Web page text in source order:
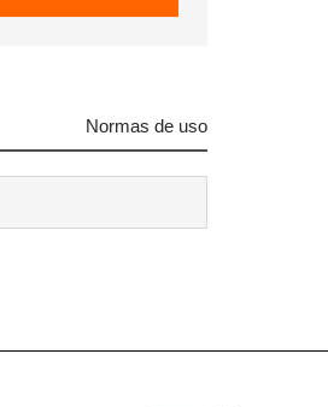
Normas de uso